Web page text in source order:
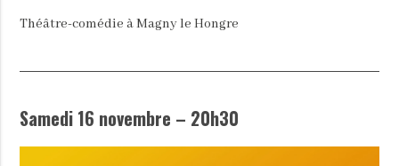
Théâtre-comédie à Magny le Hongre
Samedi 16 novembre – 20h30